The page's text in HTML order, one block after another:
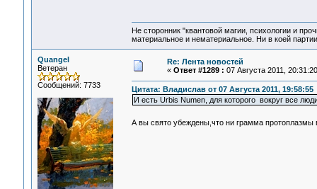
Не сторонник "квантовой магии, психологии и
материальное и нематериальное. Ни в коей
Quangel
Ветеран
Сообщений: 7733
Re: Лента новостей
« Ответ #1289 : 07 Августа 2011,
Цитата: Владислав от 07 Августа 2011, 19:58:55
И есть Urbis Numen, для которого вокруг все
А вы свято убеждены,что ни грамма